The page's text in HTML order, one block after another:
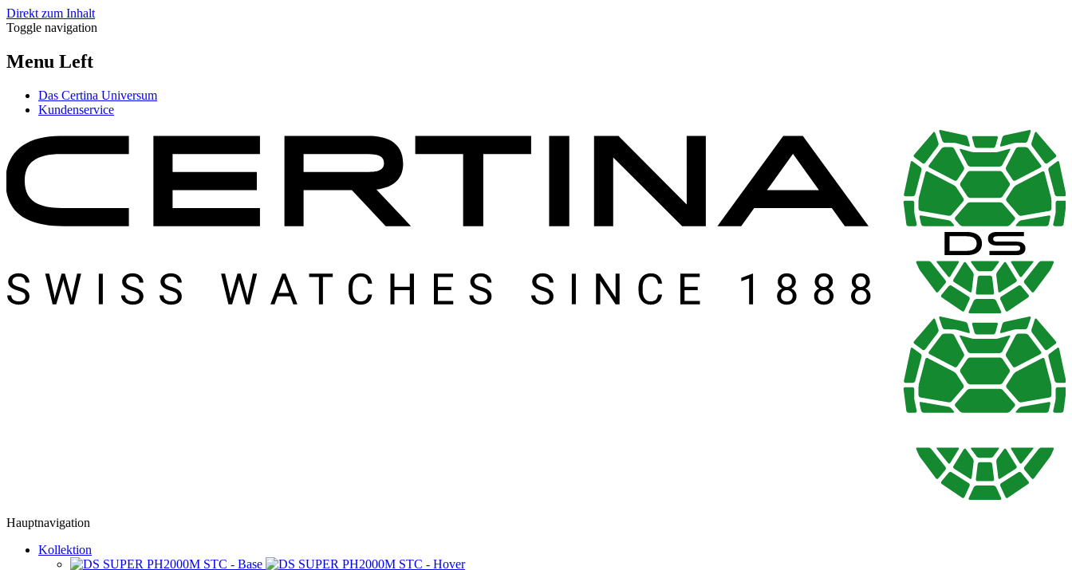
Direkt zum Inhalt
Toggle navigation
Menu Left
Das Certina Universum
Kundenservice
Hauptnavigation
Kollektion